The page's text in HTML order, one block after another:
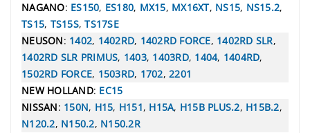
NAGANO: ES150, ES180, MX15, MX16XT, NS15, NS15.2,
TS15, TS15S,TS17SE
NEUSON: 1402, 1402RD, 1402RD FORCE, 1402RD SLR,
1402RD SLR PRIMUS, 1403, 1403RD, 1404, 1404RD,
1502RD FORCE, 1503RD, 1702, 2201
NEW HOLLAND: EC15
NISSAN: 150N, H15, H151, H15A, H15B PLUS.2, H15B.2,
N120.2, N150.2, N150.2R